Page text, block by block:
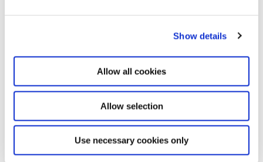
Show details
Allow all cookies
Allow selection
Use necessary cookies only